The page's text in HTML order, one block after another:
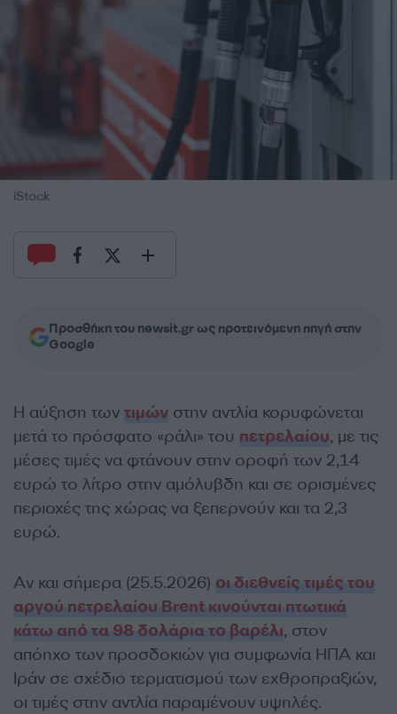
iStock
Προσθήκη του newsit.gr ως προτεινόμενη πηγή στην
Google
Η αύξηση των τιμών στην αντλία κορυφώνεται
μετά το πρόσφατο «ράλι» του πετρελαίου, με τις
μέσες τιμές να φτάνουν στην οροφή των 2,14
ευρώ το λίτρο στην αμόλυβδη και σε ορισμένες
περιοχές της χώρας να ξεπερνούν και τα 2,3
ευρώ.
Αν και σήμερα (25.5.2026) οι διεθνείς τιμές του
αργού πετρελαίου Βrent κινούνται πτωτικά
κάτω από τα 98 δολάρια το βαρέλι, στον
απόηχο των προσδοκιών για συμφωνία ΗΠΑ και
Ιράν σε σχέδιο τερματισμού των εχθροπραξιών,
οι τιμές στην αντλία παραμένουν υψηλές.